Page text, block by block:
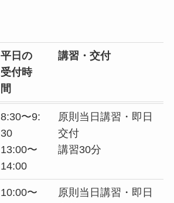
平日の
受付時
間
講習・交付
8:30〜9:
30
13:00〜
14:00
原則当日講習・即日
交付
講習30分
10:00〜
原則当日講習・即日